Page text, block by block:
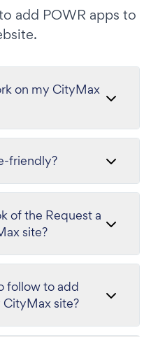
add POWR apps to
on my CityMax
friendly?
of the Request a
site?
follow to add
site?